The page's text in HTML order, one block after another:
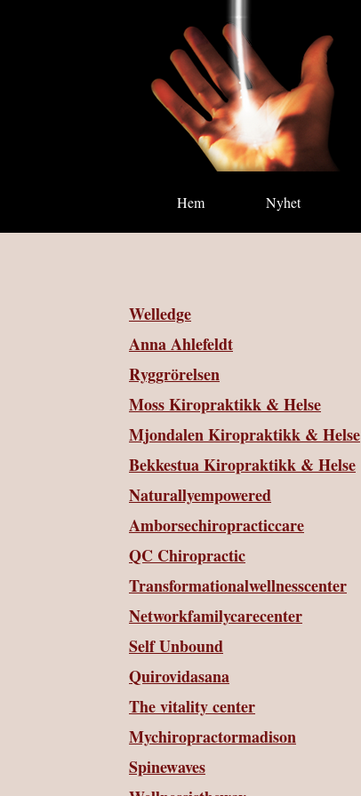
Hem Nyhet
Welledge
Anna Ahlefeldt
Ryggrörelsen
Moss Kiropraktikk & Helse
Mjondalen Kiropraktikk & Helse
Bekkestua Kiropraktikk & Helse
Naturallyempowered
Amborsechiropracticcare
QC Chiropractic
Transformationalwellnesscenter
Networkfamilycarecenter
Self Unbound
Quirovidasana
The vitality center
Mychiropractormadison
Spinewaves